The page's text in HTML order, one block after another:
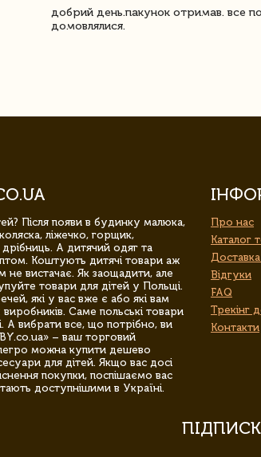
добрий день.пакунок отримав. все
домовлялися.
Після появи в будинку малюка,
ліжечко, горщик,
А дитячий одяг та
Коштують дитячі товари аж
не вистачає. Як заощадити, але
товари для дітей у Польщі.
які у вас вже є або які вам
Саме польські товари
А вибрати все, що потрібно, ви
– ваш торговий
можна купити дешево
для дітей. Якщо вас досі
покупки, поспішаємо вас
доступнішими в Україні.
Про нас
Каталог
Доставка
Відгуки
FAQ
Трекінг
Контакти